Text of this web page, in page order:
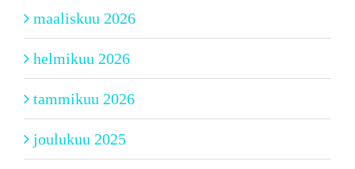
maaliskuu 2026
helmikuu 2026
tammikuu 2026
joulukuu 2025